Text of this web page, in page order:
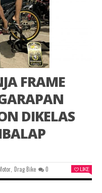
FRAME
DIKELAS
, Drag Bike 0 LIKE